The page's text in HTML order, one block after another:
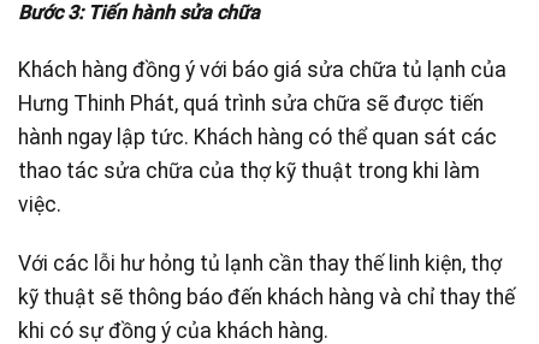
Bước 3: Tiến hành sửa chữa
Khách hàng đồng ý với báo giá sửa chữa tủ lạnh của
Hưng Thinh Phát, quá trình sửa chữa sẽ được tiến
hành ngay lập tức. Khách hàng có thể quan sát các
thao tác sửa chữa của thợ kỹ thuật trong khi làm
việc.
Với các lỗi hư hỏng tủ lạnh cần thay thế linh kiện, thợ
kỹ thuật sẽ thông báo đến khách hàng và chỉ thay thế
khi có sự đồng ý của khách hàng.